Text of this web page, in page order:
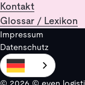
Kontakt
Glossar / Lexikon
Impressum
Datenschutz